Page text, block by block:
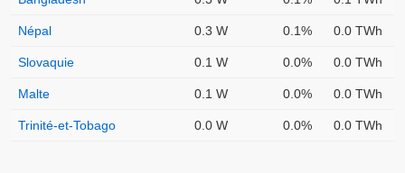
Népal 0.3 W 0.1% 0.0 TWh
Slovaquie 0.1 W 0.0% 0.0 TWh
Malte 0.1 W 0.0% 0.0 TWh
Trinité-et-Tobago 0.0 W 0.0% 0.0 TWh